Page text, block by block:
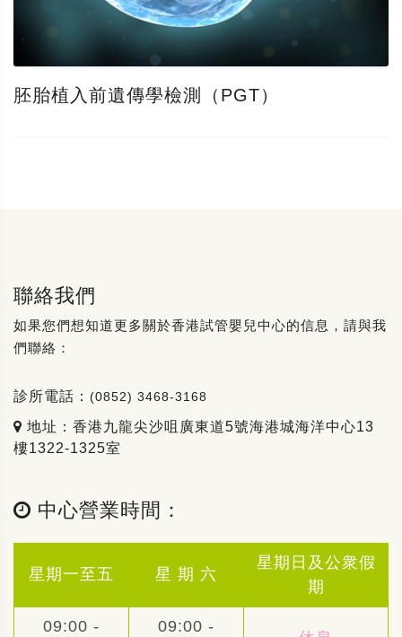
胚胎植入前遺傳學檢測（PGT）
聯絡我們
如果您們想知道更多關於香港試管嬰兒中心的信息，請與我
們聯絡：
診所電話： (0852) 3468-3168
地址：香港九龍尖沙咀廣東道5號海港城海洋中心13
樓1322-1325室
中心營業時間：
星期一至五 星 期 六
星期日及公衆假
期
09:00 - 09:00 -